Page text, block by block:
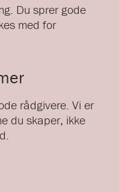
Du sprer gode
med for
rådgivere. Vi er
du skaper, ikke